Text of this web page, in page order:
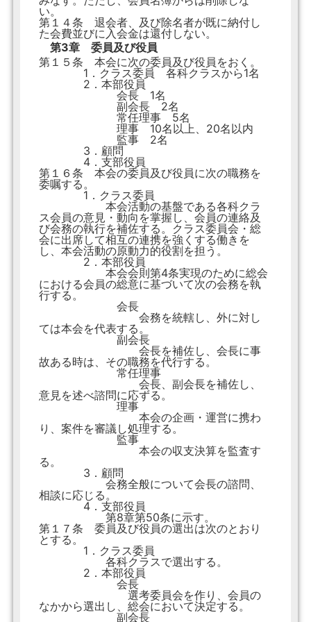
い。
第１４条 退会者、及び除名者が既に納付し
た会費並びに入会金は還付しない。
第3章 委員及び役員
第１５条 本会に次の委員及び役員をおく。
1．クラス委員 各科クラスから1名
2．本部役員
会長 1名
副会長 2名
常任理事 5名
理事 10名以上、20名以内
監事 2名
3．顧問
4．支部役員
第１６条 本会の委員及び役員に次の職務を
委嘱する。
1．クラス委員
本会活動の基盤である各科クラ
ス会員の意見・動向を掌握し、会員の連絡及
び会務の執行を補佐する。クラス委員会・総
会に出席して相互の連携を強くする働きを
し、本会活動の原動力的役割を担う。
2．本部役員
本会会則第4条実現のために総会
における会員の総意に基づいて次の会務を執
行する。
会長
会務を統轄し、外に対し
ては本会を代表する。
副会長
会長を補佐し、会長に事
故ある時は、その職務を代行する。
常任理事
会長、副会長を補佐し、
意見を述べ諮問に応ずる。
理事
本会の企画・運営に携わ
り、案件を審議し処理する。
監事
本会の収支決算を監査す
る。
3．顧問
会務全般について会長の諮問、
相談に応じる。
4．支部役員
第8章第50条に示す。
第１７条 委員及び役員の選出は次のとおり
とする。
1．クラス委員
各科クラスで選出する。
2．本部役員
会長
選考委員会を作り、会員の
なかから選出し、総会において決定する。
副会長